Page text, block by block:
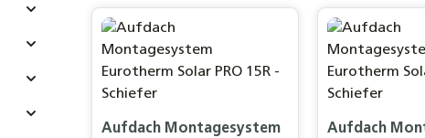
Produkt Anzahl: Gib denProdukt
Aufdach Montagesystem
Aufdach